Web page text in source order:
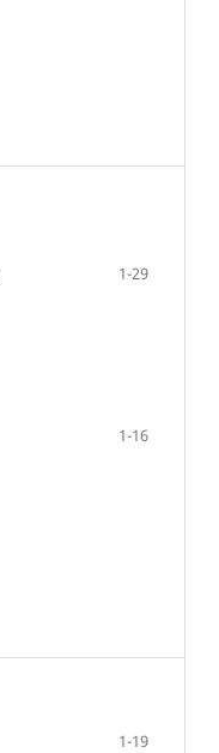
1-29
1-16
1-19